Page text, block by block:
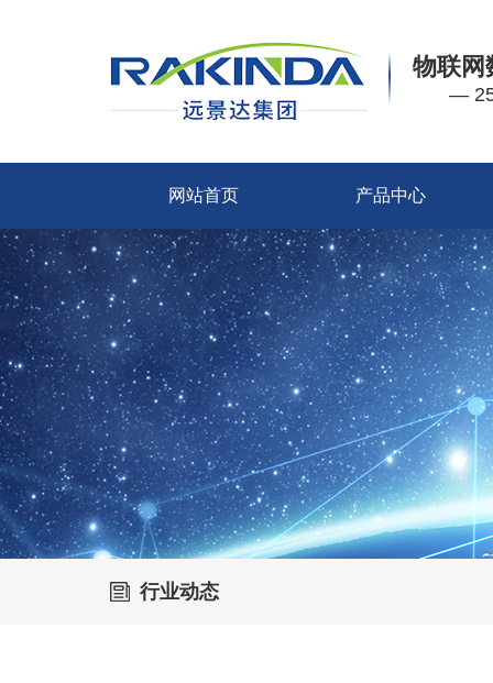
物联网
—
网站首页 产品中心
行业动态